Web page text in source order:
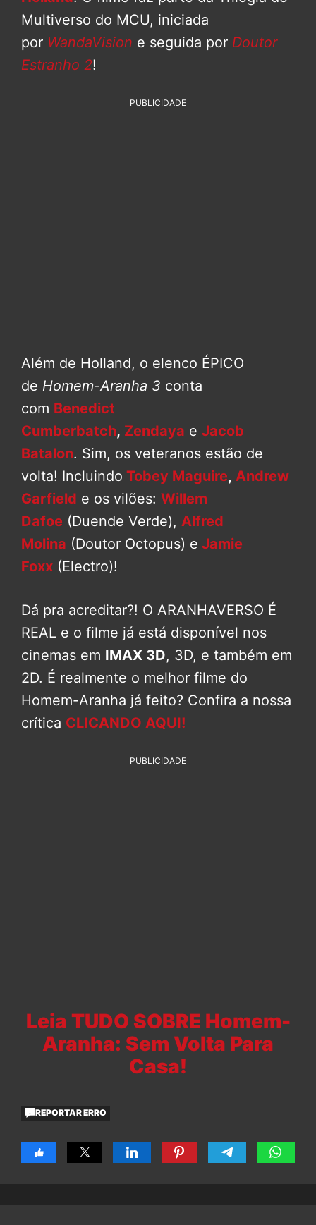
Multiverso do MCU, iniciada
por WandaVision e seguida por Doutor
Estranho 2!
PUBLICIDADE
Além de Holland, o elenco ÉPICO
de Homem-Aranha 3 conta
com Benedict
Cumberbatch, Zendaya e Jacob
Batalon. Sim, os veteranos estão de
volta! Incluindo Tobey Maguire, Andrew
Garfield e os vilões: Willem
Dafoe (Duende Verde), Alfred
Molina (Doutor Octopus) e Jamie
Foxx (Electro)!
Dá pra acreditar?! O ARANHAVERSO É
REAL e o filme já está disponível nos
cinemas em IMAX 3D, 3D, e também em
2D. É realmente o melhor filme do
Homem-Aranha já feito? Confira a nossa
crítica CLICANDO AQUI!
PUBLICIDADE
Leia TUDO SOBRE Homem-
Aranha: Sem Volta Para
Casa!
REPORTAR ERRO